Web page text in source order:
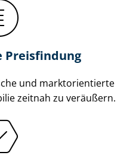
Preisfindung
und markt­ori­en­tier­te
zeitnah zu veräußern.